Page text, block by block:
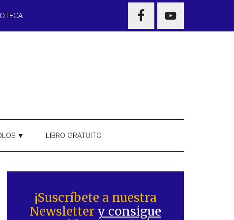
NAV
WIDGET
▼ LIBRO GRATUITO
lateral
principal
¡Suscríbete a nuestra
Newsletter y consigue